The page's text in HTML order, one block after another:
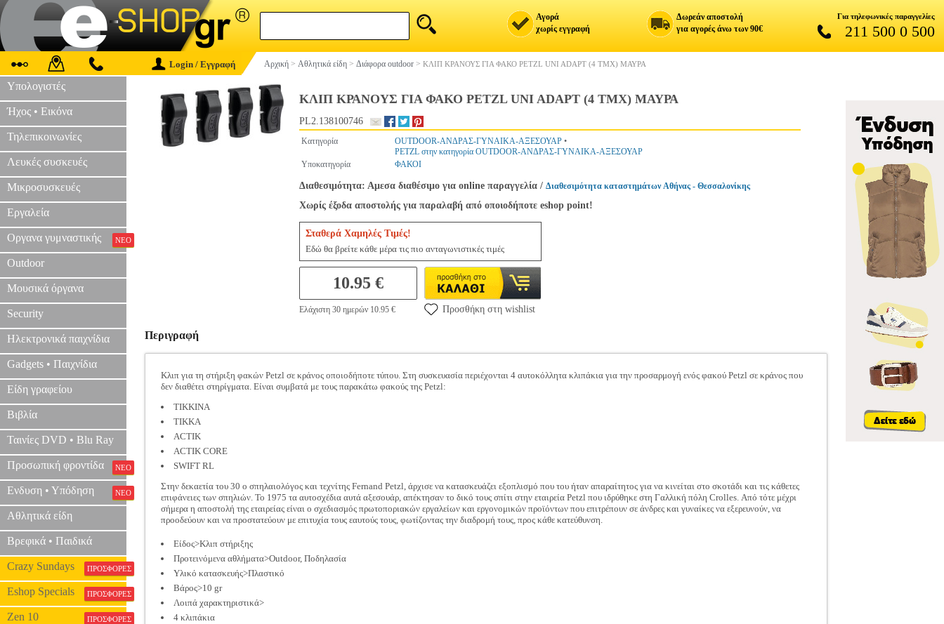
Αγορά
χωρίς εγγραφή
Δωρεάν αποστολή
για αγορές άνω των 90€
Για τηλεφωνικές παραγγελίες
211 500 0 500
Login / Εγγραφή Αρχική > Αθλητικά είδη > Διάφορα outdoor > ΚΛΙΠ ΚΡΑΝΟΥΣ ΓΙΑ ΦΑΚΟ PETZL UNI ADAPT (4 ΤΜΧ) ΜΑΥΡΑ
Υπολογιστές
Ήχος • Εικόνα
Τηλεπικοινωνίες
Λευκές συσκευές
Μικροσυσκευές
Εργαλεία
Οργανα γυμναστικής ΝΕΟ
Outdoor
Μουσικά όργανα
Security
Ηλεκτρονικά παιχνίδια
Gadgets • Παιχνίδια
Είδη γραφείου
Βιβλία
Ταινίες DVD • Blu Ray
Προσωπική φροντίδα ΝΕΟ
Ενδυση • Υπόδηση ΝΕΟ
Αθλητικά είδη
Βρεφικά • Παιδικά
Crazy Sundays ΠΡΟΣΦΟΡΕΣ
Eshop Specials ΠΡΟΣΦΟΡΕΣ
Zen 10 ΠΡΟΣΦΟΡΕΣ
ΚΛΙΠ ΚΡΑΝΟΥΣ ΓΙΑ ΦΑΚΟ PETZL UNI ADAPT (4 ΤΜΧ) ΜΑΥΡΑ
PL2.138100746
Κατηγορία OUTDOOR-ΑΝΔΡΑΣ-ΓΥΝΑΙΚΑ-ΑΞΕΣΟΥΑΡ •
PETZL στην κατηγορία OUTDOOR-ΑΝΔΡΑΣ-ΓΥΝΑΙΚΑ-ΑΞΕΣΟΥΑΡ
Υποκατηγορία
ΦΑΚΟΙ
Διαθεσιμότητα: Αμεσα διαθέσιμο για online παραγγελία / Διαθεσιμότητα καταστημάτων Αθήνας - Θεσσαλονίκης
Χωρίς έξοδα αποστολής για παραλαβή από οποιοδήποτε eshop point!
Σταθερά Χαμηλές Τιμές!
Εδώ θα βρείτε κάθε μέρα τις πιο ανταγωνιστικές τιμές
10.95 €
Ελάχιστη 30 ημερών 10.95 € Προσθήκη στη wishlist
Περιγραφή
Κλιπ για τη στήριξη φακών Petzl σε κράνος οποιοδήποτε τύπου. Στη συσκευασία περιέχονται 4 αυτοκόλλητα κλιπάκια για την προσαρμογή ενός φακού Petzl σε κράνος που
δεν διαθέτει στηρίγματα. Είναι συμβατά με τους παρακάτω φακούς της Petzl:
TIKKINA
TIKKA
ACTIK
ACTIK CORE
SWIFT RL
Στην δεκαετία του 30 ο σπηλαιολόγος και τεχνίτης Fernand Petzl, άρχισε να κατασκευάζει εξοπλισμό που του ήταν απαραίτητος για να κινείται στο σκοτάδι και τις κάθετες
επιφάνειες των σπηλιών. Το 1975 τα αυτοσχέδια αυτά αξεσουάρ, απέκτησαν το δικό τους σπίτι στην εταιρεία Petzl που ιδρύθηκε στη Γαλλική πόλη Crolles. Από τότε μέχρι
σήμερα η αποστολή της εταιρείας είναι ο σχεδιασμός πρωτοποριακών εργαλείων και εργονομικών προϊόντων που επιτρέπουν σε άνδρες και γυναίκες να εξερευνούν, να
προοδεύουν και να προστατεύουν με επιτυχία τους εαυτούς τους, φωτίζοντας την διαδρομή τους, προς κάθε κατεύθυνση.
Είδος>Κλιπ στήριξης
Προτεινόμενα αθλήματα>Outdoor, Ποδηλασία
Υλικό κατασκευής>Πλαστικό
Βάρος>10 gr
Λοιπά χαρακτηριστικά>
4 κλιπάκια